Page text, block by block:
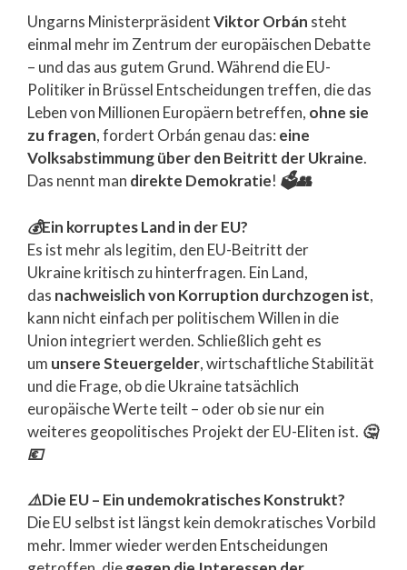
Ungarns MinisterpräsidentViktor Orbán steht
einmal mehr im Zentrum der europäischen Debatte
– und das aus gutem Grund. Während die EU-
Politiker in Brüssel Entscheidungen treffen, die das
Leben von Millionen Europäern betreffen, ohne sie
zu fragen, fordert Orbán genau das: eine
Volksabstimmung über den Beitritt der Ukraine.
Das nennt man direkte Demokratie! 🗳️👥
💰Ein korruptes Land in der EU?
Es ist mehr als legitim, den EU-Beitritt der
Ukraine kritisch zu hinterfragen. Ein Land,
das nachweislich von Korruption durchzogen ist,
kann nicht einfach per politischem Willen in die
Union integriert werden. Schließlich geht es
um unsere Steuergelder, wirtschaftliche Stabilität
und die Frage, ob die Ukraine tatsächlich
europäische Werte teilt – oder ob sie nur ein
weiteres geopolitisches Projekt der EU-Eliten ist. 🤔
💶
⚠️Die EU – Ein undemokratisches Konstrukt?
Die EU selbst ist längst kein demokratisches Vorbild
mehr. Immer wieder werden Entscheidungen